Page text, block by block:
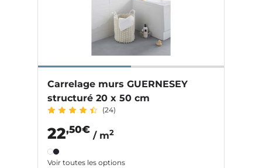
Carrelage murs GUERNESEY
structuré 20 x 50 cm
(24)
22,50€
/ m2
Voir toutes les options